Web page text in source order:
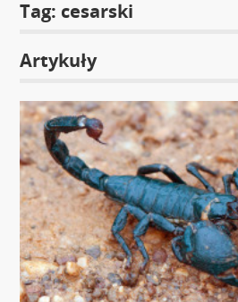
Tag: cesarski
Artykuły